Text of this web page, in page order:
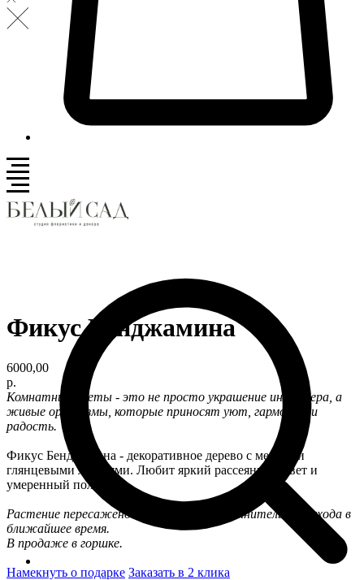
Фикус Бенджамина
6000,00
р.
Комнатные цветы - это не просто украшение интерьера, а
живые организмы, которые приносят уют, гармонию и
радость.
Фикус Бенджамина - декоративное дерево с мелкими
глянцевыми листьями. Любит яркий рассеянный свет и
умеренный полив.
Растение пересажено и не требует дополнительного ухода в
ближайшее время.
В продаже в горшке.
Намекнуть о подарке Заказать в 2 клика